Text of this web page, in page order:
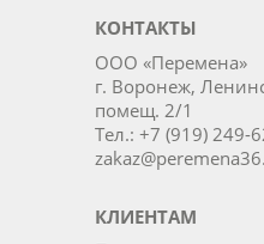
КОНТАКТЫ
ООО «Перемена»
г. Воронеж,
помещ. 2/1
Тел.: +7 (919) 249-
КЛИЕНТАМ